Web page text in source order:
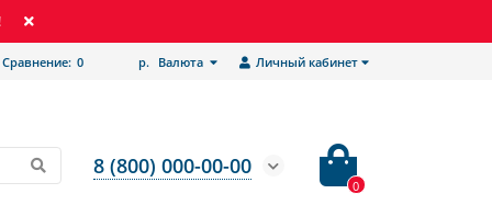
Личный кабинет
р. Валюта
Сравнение: 0
8 (800) 000-00-00
0